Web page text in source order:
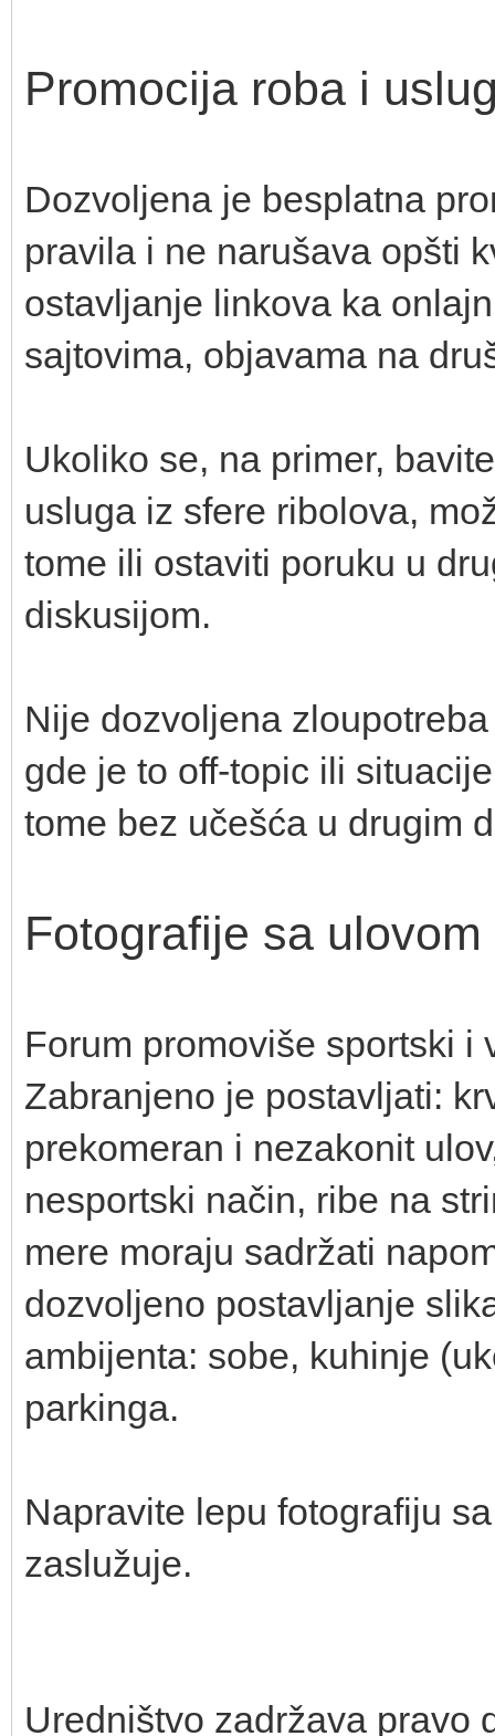
Promocija roba i
Dozvoljena je besplatna
pravila i ne narušava opšti
ostavljanje linkova ka
sajtovima, objavama na
Ukoliko se, na primer,
usluga iz sfere ribolova,
tome ili ostaviti poruku u
diskusijom.
Nije dozvoljena
gde je to off-topic ili
tome bez učešća u drugim
Fotografije sa ulovom
Forum promoviše sportski i
Zabranjeno je postavljati:
prekomeran i nezakonit
nesportski način, ribe na
mere moraju sadržati
dozvoljeno postavljanje
ambijenta: sobe, kuhinje
parkinga.
Napravite lepu fotografiju
zaslužuje.
Uredništvo zadržava pravo